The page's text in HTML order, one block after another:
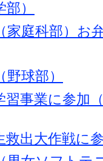
）
家庭科部）お
球部）
習事業に参加
出大作戦に